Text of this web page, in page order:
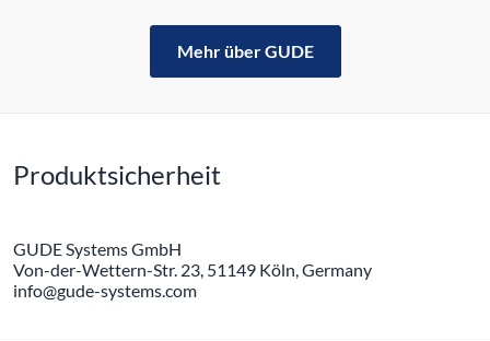
Mehr über GUDE
Produktsicherheit
GUDE Systems GmbH
Von-der-Wettern-Str. 23, 51149 Köln, Germany
info@gude-systems.com